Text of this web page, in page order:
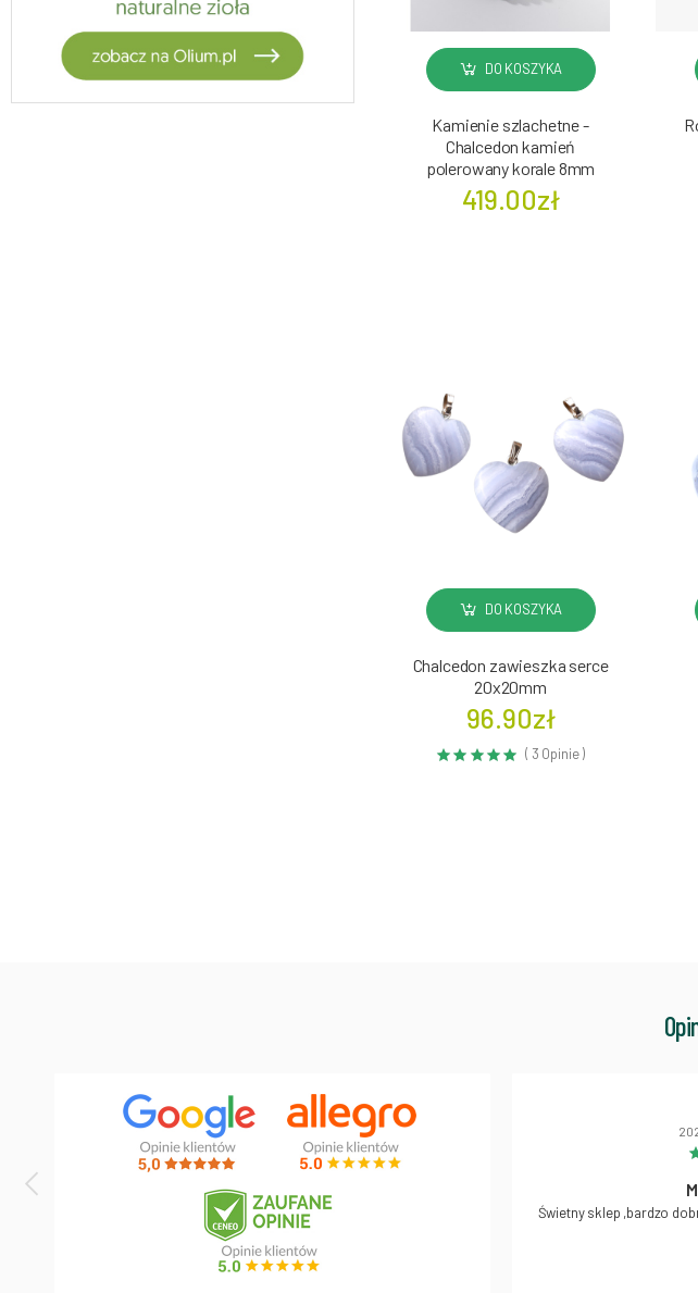
DO KOSZYKA
Kamienie szlachetne -
Chalcedon kamień
polerowany korale 8mm
419.00zł
DO KOSZYKA
Chalcedon zawieszka serce
20x20mm
96.90zł
( 3 Opinie )
Świetny sklep ,bardzo